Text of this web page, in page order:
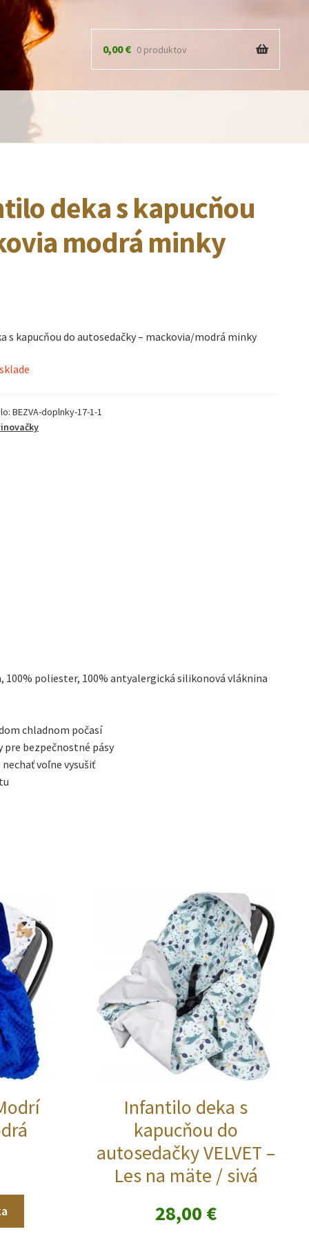
0,00€ 0 produktov
deka s kapucňou
modrá minky
s kapucňou do autosedačky – mackovia/modrá minky
BEZVA-doplnky-17-1-1
100% poliester, 100% antyalergická silikonová vláknina
chladnom počasí
bezpečnostné pásy
voľne vysušiť
Infantilo deka s
kapucňou do
autosedačky VELVET –
Les na mäte / sivá
28,00 €